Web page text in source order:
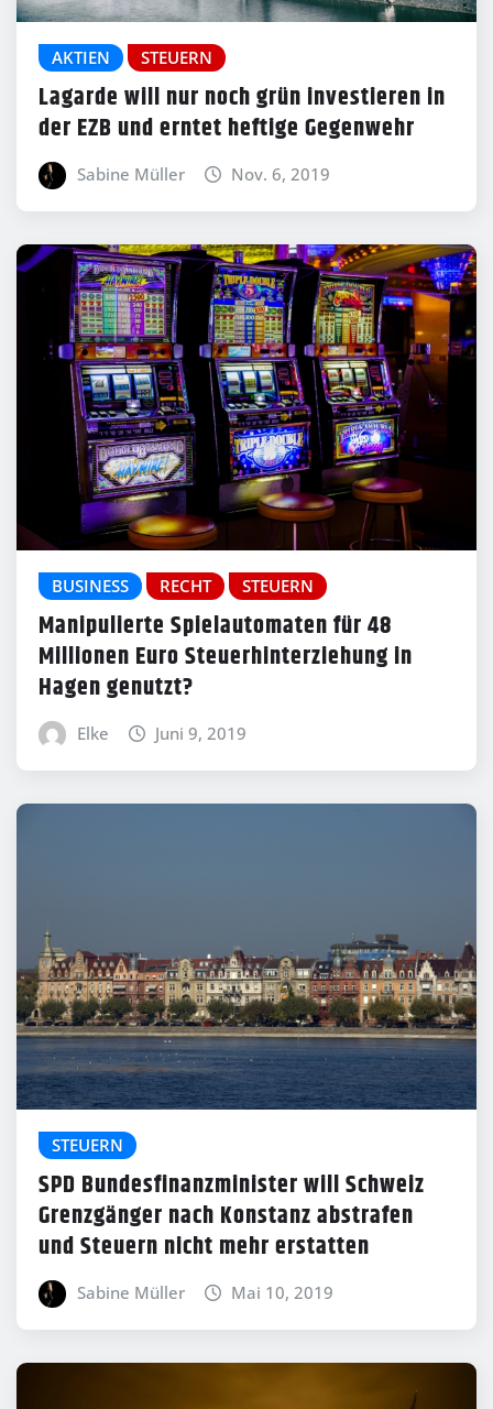
AKTIEN STEUERN
Lagarde will nur noch grün investieren in
der EZB und erntet heftige Gegenwehr
Sabine Müller Nov. 6, 2019
BUSINESS RECHT STEUERN
Manipulierte Spielautomaten für 48
Millionen Euro Steuerhinterziehung in
Hagen genutzt?
Elke Juni 9, 2019
STEUERN
SPD Bundesfinanzminister will Schweiz
Grenzgänger nach Konstanz abstrafen
und Steuern nicht mehr erstatten
Sabine Müller Mai 10, 2019